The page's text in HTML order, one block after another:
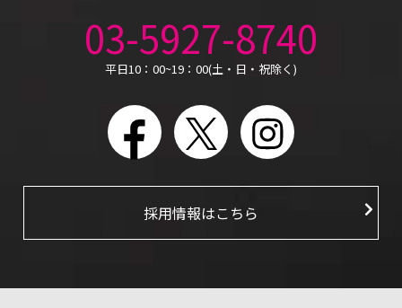
03-5927-8740
平日10：00~19：00(土・日・祝除く)
FacebookX Instagram
採用情報はこちら